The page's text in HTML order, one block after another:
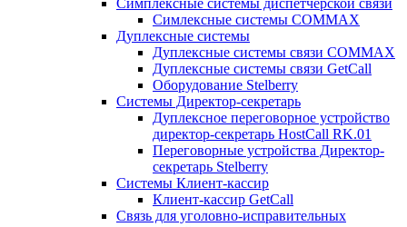
Симплексные системы диспетчерской связи
Симлексные системы COMMAX
Дуплексные системы
Дуплексные системы связи COMMAX
Дуплексные системы связи GetCall
Оборудование Stelberry
Системы Директор-секретарь
Дуплексное переговорное устройство
директор-секретарь HostCall RK.01
Переговорные устройства Директор-
секретарь Stelberry
Системы Клиент-кассир
Клиент-кассир GetCall
Связь для уголовно-исправительных